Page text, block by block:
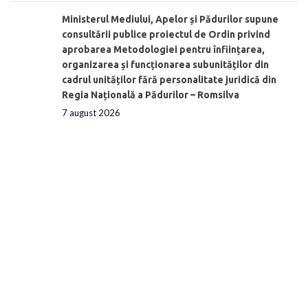
Ministerul Mediului, Apelor și Pădurilor supune
consultării publice proiectul de Ordin privind
aprobarea Metodologiei pentru înființarea,
organizarea și funcționarea subunităților din
cadrul unităților fără personalitate juridică din
Regia Națională a Pădurilor – Romsilva
7 august 2026